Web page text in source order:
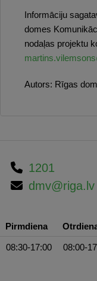
Informāciju
domes
nodaļas projektu
Autors: Rīgas
1201
dmv@riga.lv
Pirmdiena
08:30-17:00 08:00-